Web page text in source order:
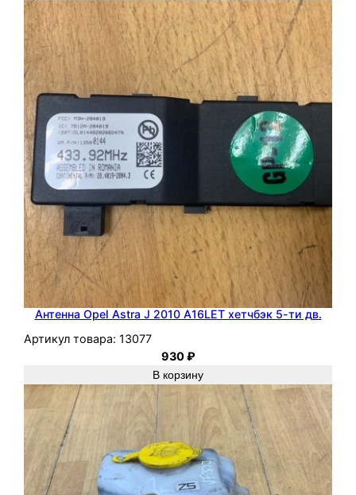
б
э
к
5
-
т
и
д
в
.
Антенна Opel Astra J 2010 A16LET хетчбэк 5-ти дв.
Артикул товара: 13077
930₽
В корзину